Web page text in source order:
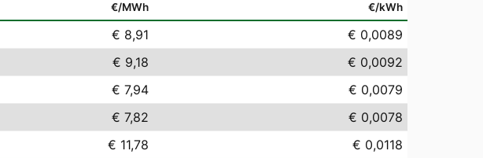
€/MWh €/kWh
€ 8,91
€ 0,0089
€ 9,18
€ 0,0092
€ 7,94
€ 0,0079
€ 7,82
€ 0,0078
€ 11,78
€ 0,0118